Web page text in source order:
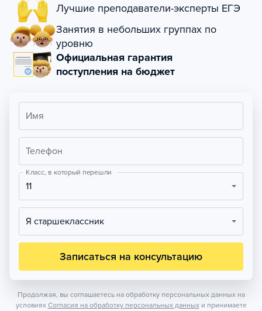
Лучшие преподаватели-эксперты ЕГЭ
Занятия в небольших группах по
уровню
Официальная гарантия
поступления на бюджет
Имя
Телефон
Класс, в который перешли
11
Я старшеклассник
Записаться на консультацию
Продолжая, вы соглашаетесь на обработку персональных данных на
условиях Согласия на обработку персональных данных и принимаете